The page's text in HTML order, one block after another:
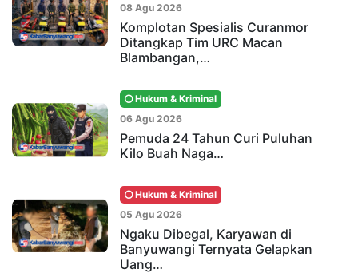
08 Agu 2026
Komplotan Spesialis Curanmor
Ditangkap Tim URC Macan
Blambangan,…
Hukum & Kriminal
06 Agu 2026
Pemuda 24 Tahun Curi Puluhan
Kilo Buah Naga…
Hukum & Kriminal
05 Agu 2026
Ngaku Dibegal, Karyawan di
Banyuwangi Ternyata Gelapkan
Uang…